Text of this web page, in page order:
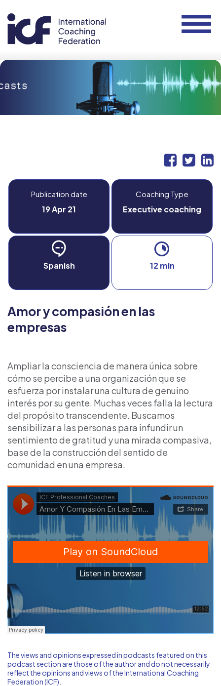
Publication date
19 Apr 21
Coaching Type
Executive coaching
Spanish 12 min
Amor y compasión en las
empresas
Ampliar la consciencia de manera única sobre
cómo se percibe a una organización que se
esfuerza por instalar una cultura de genuino
interés por su gente. Muchas veces falla la lectura
del propósito transcendente. Buscamos
sensibilizar a las personas para infundir un
sentimiento de gratitud y una mirada compasiva,
base de la construcción del sentido de
comunidad en una empresa.
The views and opinions expressed in podcasts featured on this
podcast section are those of the author and do not necessarily
reflect the opinions and views of the International Coaching
Federation (ICF).